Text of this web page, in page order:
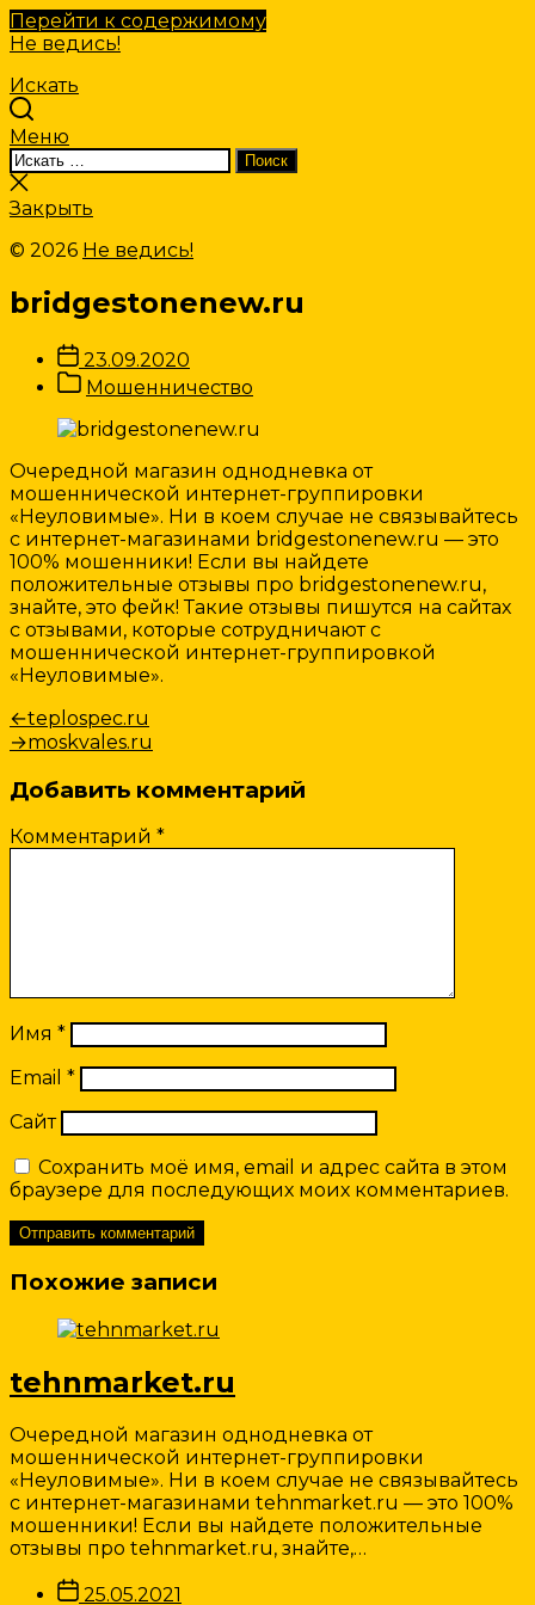
Перейти к содержимому
Не ведись!
Искать
Меню
Искать:
Поиск
Закрыть
поиск
Закрыть
© 2026 Не ведись!
bridgestonenew.ru
Дата
записи
23.09.2020
Категории
Записи
Мошенничество
Очередной магазин однодневка от
мошеннической интернет-группировки
«Неуловимые». Ни в коем случае не связывайтесь
с интернет-магазинами bridgestonenew.ru — это
100% мошенники! Если вы найдете
положительные отзывы про bridgestonenew.ru,
знайте, это фейк! Такие отзывы пишутся на сайтах
с отзывами, которые сотрудничают с
мошеннической интернет-группировкой
«Неуловимые».
Навигация
по
записям
←Предыдущая
запись:
teplospec.ru
→Следующая
moskvales.ru
Добавить комментарий
Комментарий *
Имя *
Email *
Сайт
Сохранить моё имя, email и адрес сайта в этом
браузере для последующих моих комментариев.
Похожие записи
tehnmarket.ru
Очередной магазин однодневка от
мошеннической интернет-группировки
«Неуловимые». Ни в коем случае не связывайтесь
с интернет-магазинами tehnmarket.ru — это 100%
мошенники! Если вы найдете положительные
отзывы про tehnmarket.ru, знайте,…
Дата25.05.2021